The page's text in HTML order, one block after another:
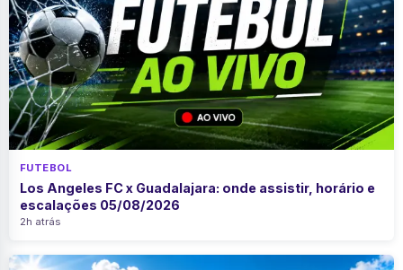
FUTEBOL
Los Angeles FC x Guadalajara: onde assistir, horário e
escalações 05/08/2026
2h atrás